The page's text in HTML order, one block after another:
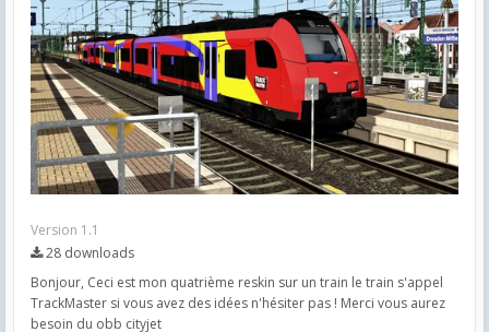
Version 1.1
28 downloads
Bonjour, Ceci est mon quatrième reskin sur un train le train s'appel
TrackMaster si vous avez des idées n'hésiter pas ! Merci vous aurez
besoin du obb cityjet